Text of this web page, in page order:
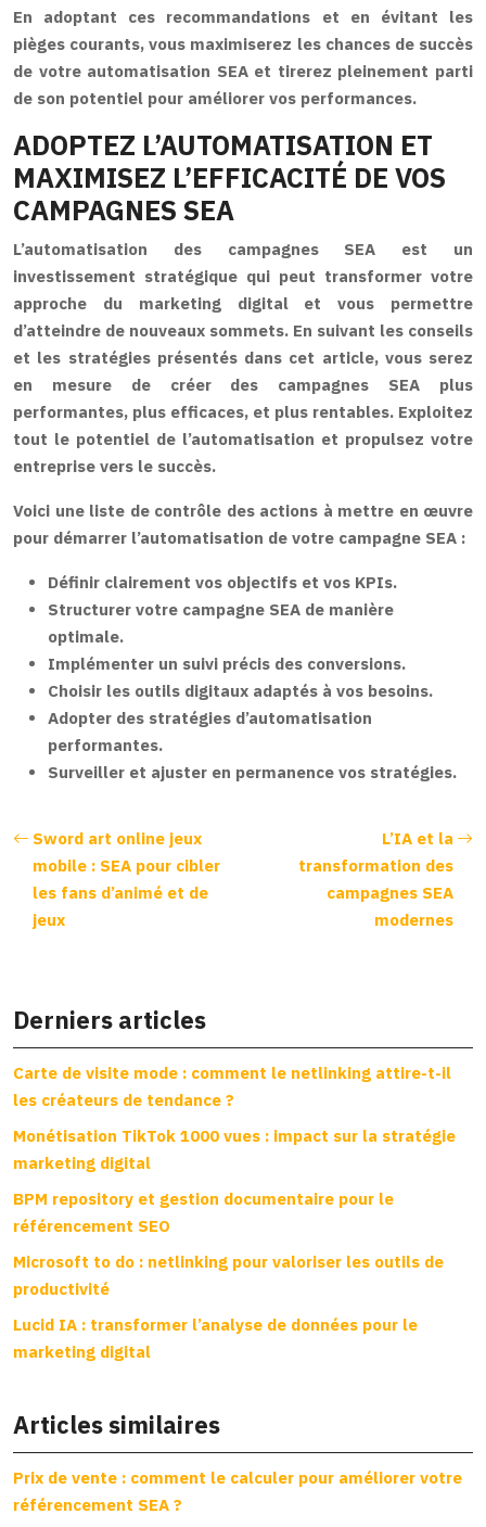
En adoptant ces recommandations et en évitant les
pièges courants, vous maximiserez les chances de succès
de votre automatisation SEA et tirerez pleinement parti
de son potentiel pour améliorer vos performances.
ADOPTEZ L’AUTOMATISATION ET
MAXIMISEZ L’EFFICACITÉ DE VOS
CAMPAGNES SEA
L’automatisation des campagnes SEA est un
investissement stratégique qui peut transformer votre
approche du marketing digital et vous permettre
d’atteindre de nouveaux sommets. En suivant les conseils
et les stratégies présentés dans cet article, vous serez
en mesure de créer des campagnes SEA plus
performantes, plus efficaces, et plus rentables. Exploitez
tout le potentiel de l’automatisation et propulsez votre
entreprise vers le succès.
Voici une liste de contrôle des actions à mettre en œuvre
pour démarrer l’automatisation de votre campagne SEA :
Définir clairement vos objectifs et vos KPIs.
Structurer votre campagne SEA de manière
optimale.
Implémenter un suivi précis des conversions.
Choisir les outils digitaux adaptés à vos besoins.
Adopter des stratégies d’automatisation
performantes.
Surveiller et ajuster en permanence vos stratégies.
Sword art online jeux
mobile : SEA pour cibler
les fans d’animé et de
jeux
L’IA et la
transformation des
campagnes SEA
modernes
Derniers articles
Carte de visite mode : comment le netlinking attire-t-il
les créateurs de tendance ?
Monétisation TikTok 1000 vues : impact sur la stratégie
marketing digital
BPM repository et gestion documentaire pour le
référencement SEO
Microsoft to do : netlinking pour valoriser les outils de
productivité
Lucid IA : transformer l’analyse de données pour le
marketing digital
Articles similaires
Prix de vente : comment le calculer pour améliorer votre
référencement SEA ?